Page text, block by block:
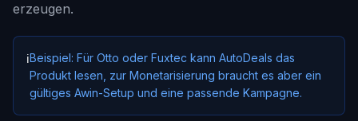
erzeugen.
ℹ️Beispiel: Für Otto oder Fuxtec kann AutoDeals das
Produkt lesen, zur Monetarisierung braucht es aber ein
gültiges Awin-Setup und eine passende Kampagne.